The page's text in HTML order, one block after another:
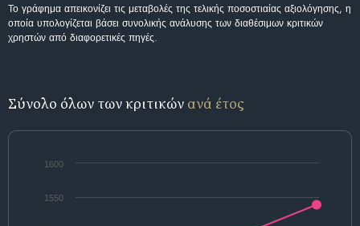
Το γράφημα απεικονίζει τις μεταβολές της τελικής ποσοστιαίας αξιολόγησης, η
οποία υπολογίζεται βάσει συνολικής ανάλυσης των διαθέσιμων κριτικών
χρηστών από διαφορετικές πηγές.
Σύνολο όλων των κριτικών ανά έτος
1550
1600